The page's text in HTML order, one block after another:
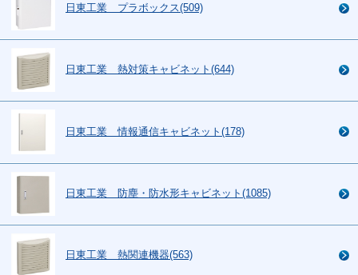
日東工業 プラボックス(509)
日東工業 熱対策キャビネット(644)
日東工業 情報通信キャビネット(178)
日東工業 防塵・防水形キャビネット(1085)
日東工業 熱関連機器(563)